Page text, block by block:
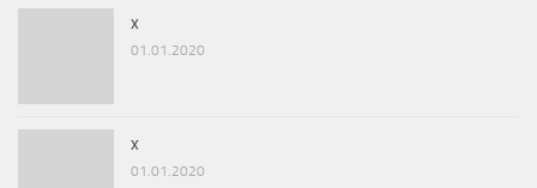
x
01.01.2020
x
01.01.2020